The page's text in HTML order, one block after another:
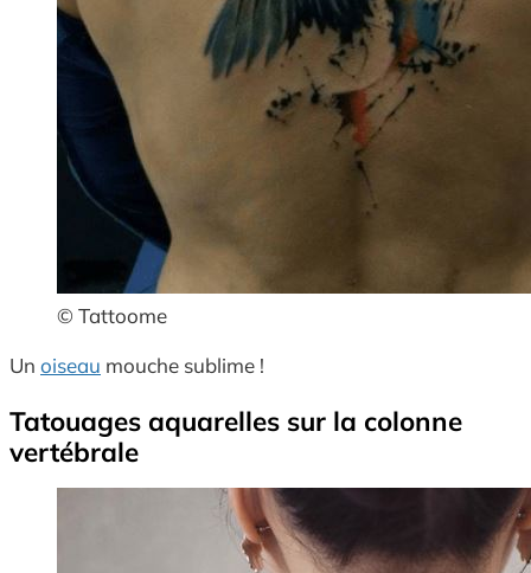
© Tattoome
Un oiseau mouche sublime !
Tatouages aquarelles sur la colonne
vertébrale